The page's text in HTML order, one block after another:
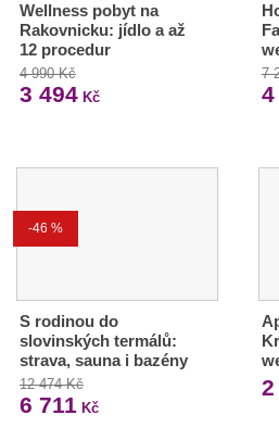
Wellness pobyt na
Rakovnicku: jídlo a až
12 procedur
4 990 Kč
3 494 Kč
7
4
-46 %
S rodinou do
slovinských termálů:
strava, sauna i bazény
12 474 Kč
6 711 Kč
2